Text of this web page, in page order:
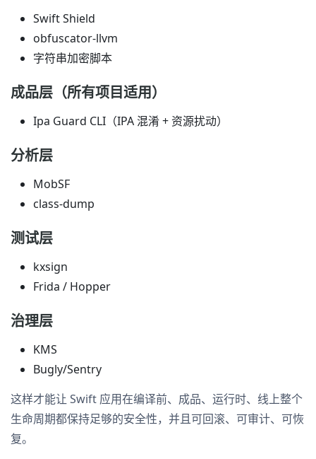
Swift Shield
obfuscator-llvm
字符串加密脚本
成品层（所有项目适用）
Ipa Guard CLI（IPA 混淆 + 资源扰动）
分析层
MobSF
class-dump
测试层
kxsign
Frida / Hopper
治理层
KMS
Bugly/Sentry
这样才能让 Swift 应用在编译前、成品、运行时、线上整个
生命周期都保持足够的安全性，并且可回滚、可审计、可恢
复。